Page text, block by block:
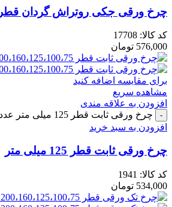
چرخ ورقی جکی روتراش گردان قطر 75 میلی متر
کد کالا: 17708
576,000 تومان
برای مقایسه اضافه کنید
مشاهده سریع
افزودن به علاقه مندی
چرخ ورقی ثابت قطر 125 میلی متر عدد
افزودن به سبد خرید
چرخ ورقی ثابت قطر 125 میلی متر
کد کالا: 1941
534,000 تومان